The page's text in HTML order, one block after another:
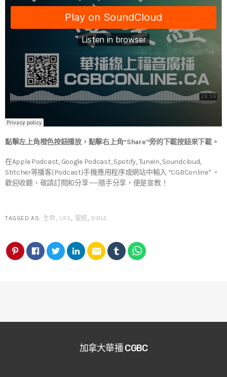
點擊左上角橙色按鈕播放，點擊右上角“Share”旁的下載按鈕來下載。
在Apple Podcast, Google Podcast, Spotify, TuneIn, Soundcloud,
Stitcher等播客(Podcast)手機應用程序或網站中輸入 “CGBConline” 。
歡迎收聽，敬請訂閱和分享——隨手分享，便是宣教！
TAGGED AS: 生命, LIFE, 聖經, BIBLE.
email
加拿大華播 CGBC